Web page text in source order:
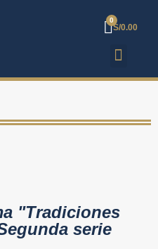
S/0.00
"Tradiciones
serie